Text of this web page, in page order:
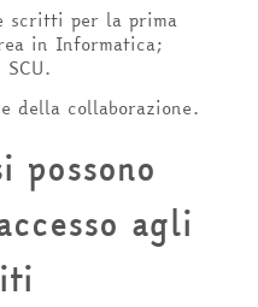
scritti per la prima
in Informatica;
della collaborazione.
possono
agli